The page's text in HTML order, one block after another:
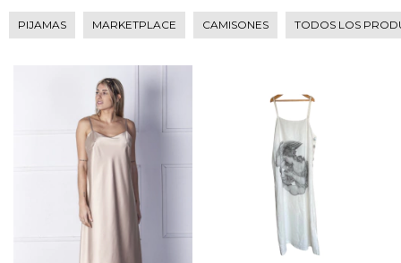
PIJAMAS MARKETPLACE CAMISONES TODOS LOS